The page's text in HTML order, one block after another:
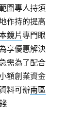
圍專人持須
作持的提高
鏡片專門眼
享優惠解決
需為了配合
額創業資金
料可辦南區